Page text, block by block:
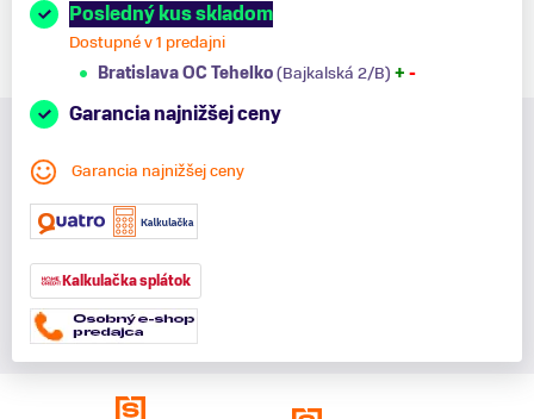
Posledný kus skladom
Dostupné v 1 predajni
Bratislava OC Tehelko(Bajkalská 2/B) + -
Garancia najnižšej ceny
Garancia najnižšej ceny
Kalkulačka splátok